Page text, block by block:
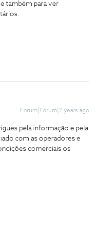
também para ver
Forum|Forum|2 years ago
pela informação e pela
com as operadores e
comerciais os